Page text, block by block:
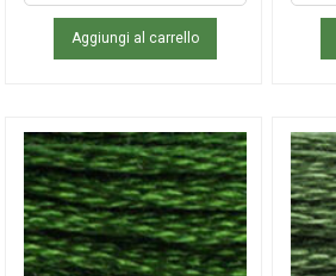
Aggiungi al carrello